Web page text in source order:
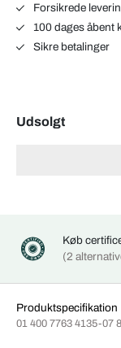
Forsikrede
100 dages åbent
Sikre betalinger
Udsolgt
Køb
(2
Produktspecifikation
01 400 7763 4135-07